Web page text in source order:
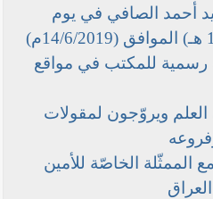
أحمد الصافي في يوم
للمكتب في مواقع
ويروّجون لمقولات
الممثّلة الخاصّة للأمين